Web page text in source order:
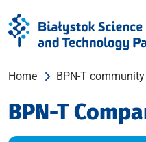
Home BPN-T community
BPN-T